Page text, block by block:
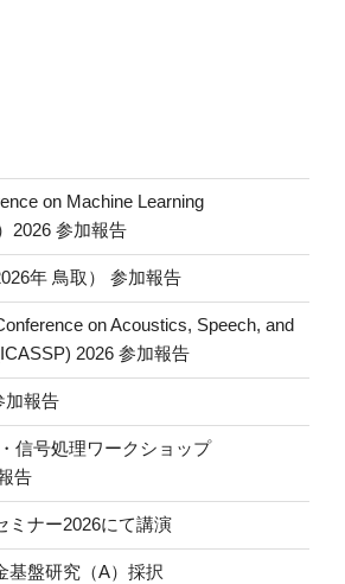
on Machine Learning
2026 参加報告
年 鳥取） 参加報告
on Acoustics, Speech, and
2026 参加報告
加報告
信号処理ワークショップ
告
ミナー2026にて講演
基盤研究（A）採択